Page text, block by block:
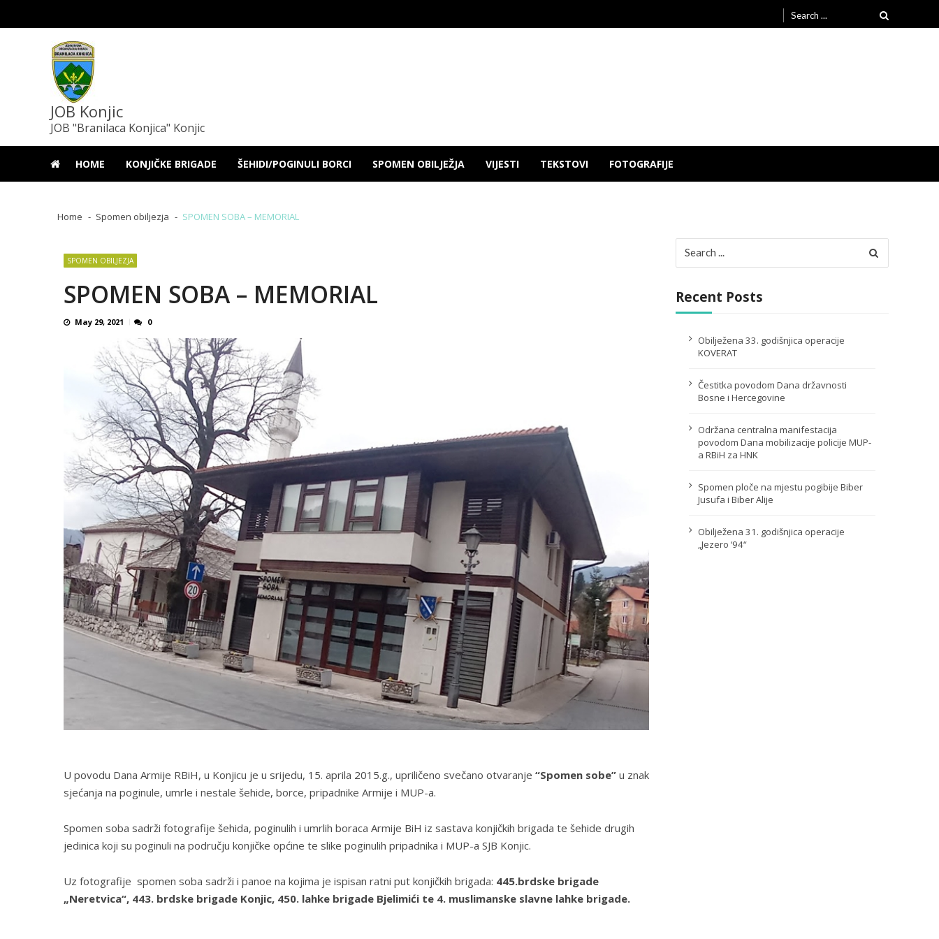
Search
for:
JOB Konjic
JOB "Branilaca Konjica" Konjic
HOME KONJIČKE BRIGADE ŠEHIDI/POGINULI BORCI SPOMEN OBILJEŽJA VIJESTI TEKSTOVI FOTOGRAFIJE
Home Spomen obiljezja SPOMEN SOBA – MEMORIAL
SPOMEN OBILJEZJA
SPOMEN SOBA – MEMORIAL
May 29, 2021 0
U povodu Dana Armije RBiH, u Konjicu je u srijedu, 15. aprila 2015.g., upriličeno svečano otvaranje “Spomen sobe”u znak
sjećanja na poginule, umrle i nestale šehide, borce, pripadnike Armije i MUP-a.
Spomen soba sadrži fotografije šehida, poginulih i umrlih boraca Armije BiH iz sastava konjičkih brigada te šehide drugih
jedinica koji su poginuli na području konjičke općine te slike poginulih pripadnika i MUP-a SJB Konjic.
Uz fotografije spomen soba sadrži i panoe na kojima je ispisan ratni put konjičkih brigada: 445.brdske brigade
„Neretvica“, 443. brdske brigade Konjic, 450. lahke brigade Bjelimići te 4. muslimanske slavne lahke brigade.
for:
Recent Posts
Obilježena 33. godišnjica operacije
KOVERAT
Čestitka povodom Dana državnosti
Bosne i Hercegovine
Održana centralna manifestacija
povodom Dana mobilizacije policije MUP-
a RBiH za HNK
Spomen ploče na mjestu pogibije Biber
Jusufa i Biber Alije
Obilježena 31. godišnjica operacije
„Jezero ‘94“